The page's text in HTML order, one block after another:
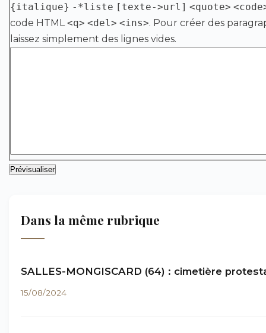
{italique} -*liste [texte->url] <quote>
code HTML<q> <del> <ins>. Pour créer des
laissez simplement des lignes vides.
Dans la même rubrique
SALLES-MONGISCARD (64) : cimetière
15/08/2024